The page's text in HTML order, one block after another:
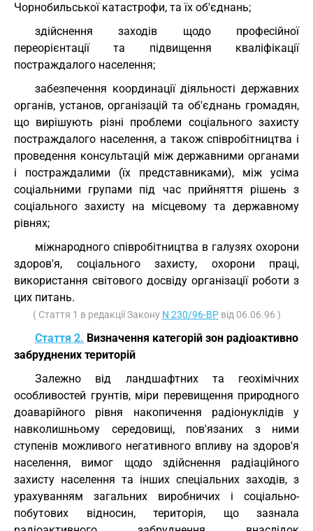
Чорнобильської катастрофи, та їх об'єднань;
здійснення заходів щодо професійної
переорієнтації та підвищення кваліфікації
постраждалого населення;
забезпечення координації діяльності державних
органів, установ, організацій та об'єднань громадян,
що вирішують різні проблеми соціального захисту
постраждалого населення, а також співробітництва і
проведення консультацій між державними органами
і постраждалими (їх представниками), між усіма
соціальними групами під час прийняття рішень з
соціального захисту на місцевому та державному
рівнях;
міжнародного співробітництва в галузях охорони
здоров'я, соціального захисту, охорони праці,
використання світового досвіду організації роботи з
цих питань.
( Стаття 1 в редакції Закону N 230/96-ВРвід 06.06.96 )
Стаття 2. Визначення категорій зон радіоактивно
забруднених територій
Залежно від ландшафтних та геохімічних
особливостей грунтів, міри перевищення природного
доаварійного рівня накопичення радіонуклідів у
навколишньому середовищі, пов'язаних з ними
ступенів можливого негативного впливу на здоров'я
населення, вимог щодо здійснення радіаційного
захисту населення та інших спеціальних заходів, з
урахуванням загальних виробничих і соціально-
побутових відносин, територія, що зазнала